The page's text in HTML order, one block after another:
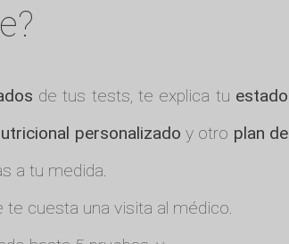
de tus tests, te explica tu estado
personalizado y otro plan de
a tu medida.
cuesta una visita al médico.